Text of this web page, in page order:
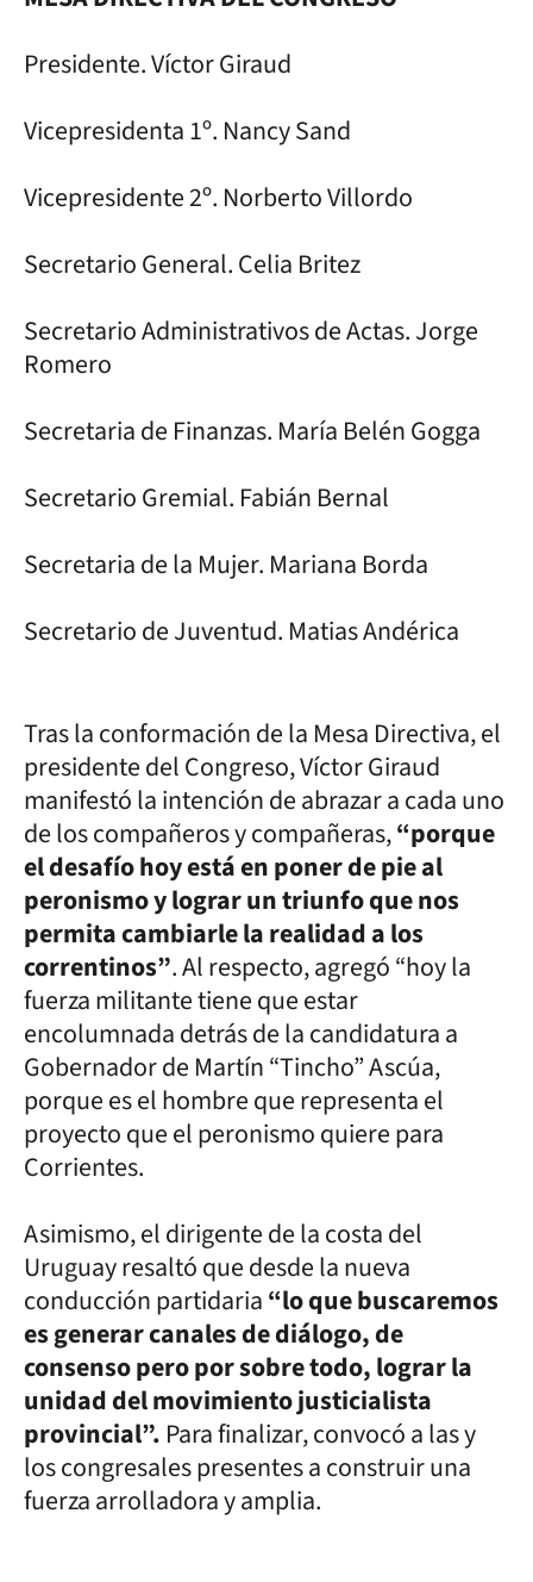
Presidente. Víctor Giraud
Vicepresidenta 1º. Nancy Sand
Vicepresidente 2º. Norberto Villordo
Secretario General. Celia Britez
Secretario Administrativos de Actas. Jorge
Romero
Secretaria de Finanzas. María Belén Gogga
Secretario Gremial. Fabián Bernal
Secretaria de la Mujer. Mariana Borda
Secretario de Juventud. Matias Andérica
Tras la conformación de la Mesa Directiva, el
presidente del Congreso, Víctor Giraud
manifestó la intención de abrazar a cada uno
de los compañeros y compañeras,“porque
el desafío hoy está en poner de pie al
peronismo y lograr un triunfo que nos
permita cambiarle la realidad a los
correntinos”. Al respecto, agregó “hoy la
fuerza militante tiene que estar
encolumnada detrás de la candidatura a
Gobernador de Martín “Tincho” Ascúa,
porque es el hombre que representa el
proyecto que el peronismo quiere para
Corrientes.
Asimismo, el dirigente de la costa del
Uruguay resaltó que desde la nueva
conducción partidaria“lo que buscaremos
es generar canales de diálogo, de
consenso pero por sobre todo, lograr la
unidad del movimiento justicialista
provincial”. Para finalizar, convocó a las y
los congresales presentes a construir una
fuerza arrolladora y amplia.